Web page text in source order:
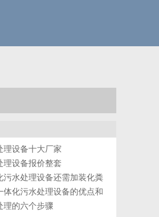
理设备十大厂家
理设备报价整套
污水处理设备还需加装化粪
体化污水处理设备的优点和
理的六个步骤